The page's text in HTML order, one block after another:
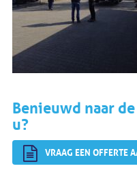
Benieuwd naar
u?
VRAAG EEN OFFERTE